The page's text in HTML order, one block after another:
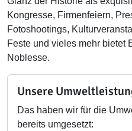
Kongresse, Firmenfeiern,
Fotoshootings,
Feste und vieles mehr bietet
Noblesse.
Unsere
Das haben wir für die
bereits umgesetzt: